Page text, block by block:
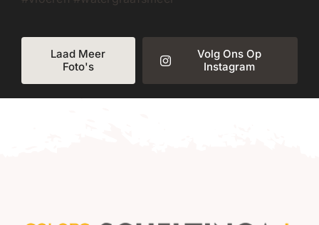
Laad Meer
Foto's
Volg Ons Op
Instagram